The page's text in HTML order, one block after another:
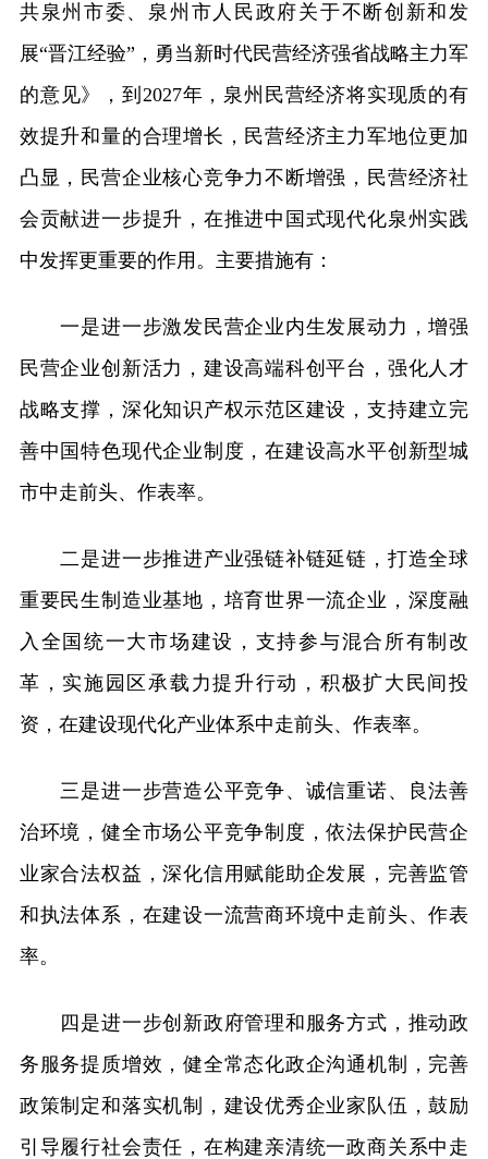
共泉州市委、泉州市人民政府关于不断创新和发
展“晋江经验”，勇当新时代民营经济强省战略主力军
的意见》，到2027年，泉州民营经济将实现质的有
效提升和量的合理增长，民营经济主力军地位更加
凸显，民营企业核心竞争力不断增强，民营经济社
会贡献进一步提升，在推进中国式现代化泉州实践
中发挥更重要的作用。主要措施有：
一是进一步激发民营企业内生发展动力，增强
民营企业创新活力，建设高端科创平台，强化人才
战略支撑，深化知识产权示范区建设，支持建立完
善中国特色现代企业制度，在建设高水平创新型城
市中走前头、作表率。
二是进一步推进产业强链补链延链，打造全球
重要民生制造业基地，培育世界一流企业，深度融
入全国统一大市场建设，支持参与混合所有制改
革，实施园区承载力提升行动，积极扩大民间投
资，在建设现代化产业体系中走前头、作表率。
三是进一步营造公平竞争、诚信重诺、良法善
治环境，健全市场公平竞争制度，依法保护民营企
业家合法权益，深化信用赋能助企发展，完善监管
和执法体系，在建设一流营商环境中走前头、作表
率。
四是进一步创新政府管理和服务方式，推动政
务服务提质增效，健全常态化政企沟通机制，完善
政策制定和落实机制，建设优秀企业家队伍，鼓励
引导履行社会责任，在构建亲清统一政商关系中走